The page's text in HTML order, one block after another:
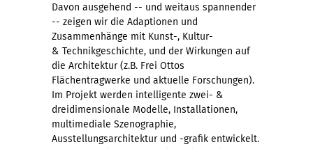
Davon ausgehend -- und weitaus spannender
-- zeigen wir die Adaptionen und
Zusammenhänge mit Kunst-, Kultur-
& Technikgeschichte, und der Wirkungen auf
die Architektur (z.B. Frei Ottos
Flächentragwerke und aktuelle Forschungen).
Im Projekt werden intelligente zwei- &
dreidimensionale Modelle, Installationen,
multimediale Szenographie,
Ausstellungsarchitektur und -grafik entwickelt.